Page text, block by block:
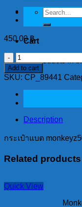
Search
for:
Cart
No products in
450.00฿
กระ
เป๋า
แบต
monkeyz50
พร้อม
ขา
ได้
ที่
ไป
Add to cart
SKU: CP_89441
Description
กระเป๋าแบต
Related products
Quick View